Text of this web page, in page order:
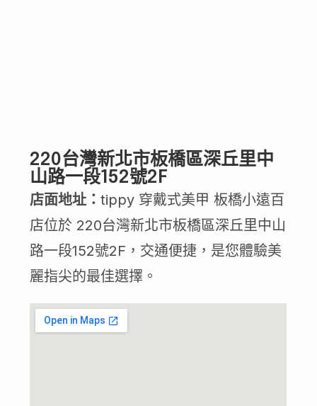
220台灣新北市板橋區深丘里中
山路一段152號2F
店面地址：tippy 穿戴式美甲 板橋小遠百
店位於 220台灣新北市板橋區深丘里中山
路一段152號2F，交通便捷，是您體驗美
麗指尖的最佳選擇。